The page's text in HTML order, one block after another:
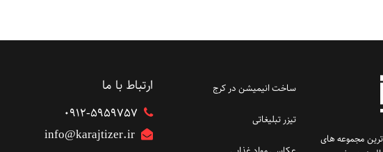
مجموعه های
ساخت انیمیشن در کرج
تیزر تبلیغاتی
ارتباط با ما
۰۹۱۲-5959757
info@karajtizer.ir